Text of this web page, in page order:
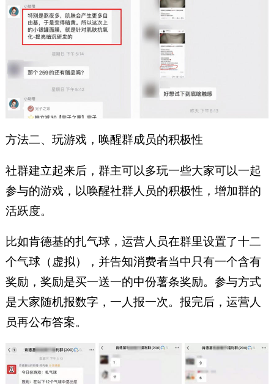
方法二、玩游戏，唤醒群成员的积极性
社群建立起来后，群主可以多玩一些大家可以一起
参与的游戏，以唤醒社群人员的积极性，增加群的
活跃度。
比如肯德基的扎气球，运营人员在群里设置了十二
个气球（虚拟），并告知消费者当中只有一个含有
奖励，奖励是买一送一的中份薯条奖励。参与方式
是大家随机报数字，一人报一次。报完后，运营人
员再公布答案。